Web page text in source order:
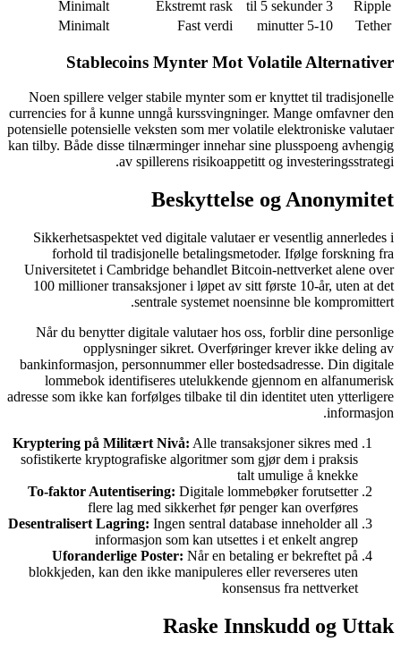
Minimalt
Minimalt
Noen spillere
currencies for å
potensielle
kan tilby. Både disse
av
forhold til
Universitetet i
100 millioner
Når du benytter
bankinformasjon,
lommebok
adresse som ikke
Kryptering på
sofistikerte
To-faktor
flere
Desentralisert
blokkjeden, kan